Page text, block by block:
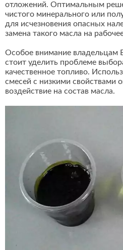
отложений. Оптимальным
чистого минерального или
для исчезновения опасных
замена такого масла на
Особое внимание владельцам
стоит уделить проблеме
качественное топливо.
смесей с низкими свойствами
воздействие на состав масла.